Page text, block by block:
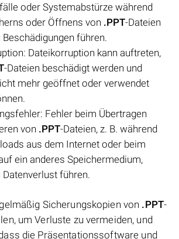
oder Systemabstürze während
oder Öffnens von .PPT-Dateien
Beschädigungen führen.
Dateikorruption kann auftreten,
-Dateien beschädigt werden und
mehr geöffnet oder verwendet
Fehler beim Übertragen
von .PPT-Dateien, z. B. während
aus dem Internet oder beim
ein anderes Speichermedium,
Datenverlust führen.
Sicherungskopien von .PPT-
um Verluste zu vermeiden, und
die Präsentationssoftware und